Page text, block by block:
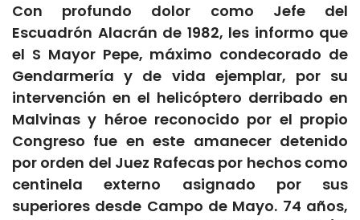
Con profundo dolor como Jefe del
Escuadrón Alacrán de 1982, les informo que
el S Mayor Pepe, máximo condecorado de
Gendarmería y de vida ejemplar, por su
intervención en el helicóptero derribado en
Malvinas y héroe reconocido por el propio
Congreso fue en este amanecer detenido
por orden del Juez Rafecas por hechos como
centinela externo asignado por sus
superiores desde Campo de Mayo. 74 años,